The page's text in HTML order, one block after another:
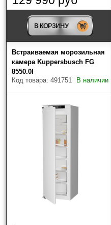
BORA(1)
Bosch(1)
De Dietrich(2)
Electrolux(2)
В КОРЗИНУ
Встраиваемая морозильная
камера Kuppersbusch FG
8550.0I
Код товара: 491751
В наличии